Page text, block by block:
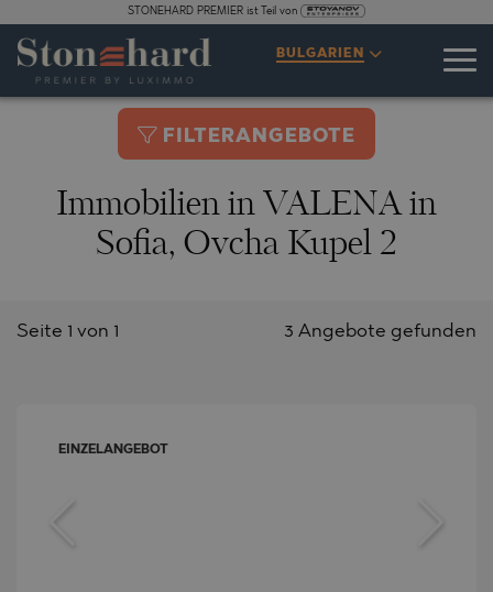
STONEHARD PREMIER ist Teil von
BULGARIEN
FILTERANGEBOTE
Immobilien in VALENA in
Sofia, Ovcha Kupel 2
3 Angebote gefunden
Seite 1 von 1
EINZELANGEBOT